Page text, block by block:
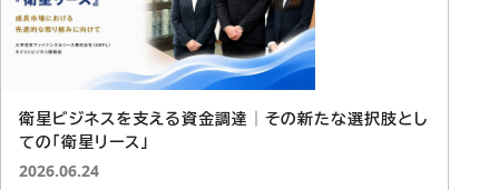
衛星ビジネスを支える資金調達│その新たな選択肢とし
ての「衛星リース」
投稿日：
2026.06.24